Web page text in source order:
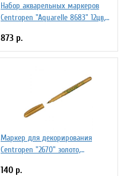
Набор акварельных маркеров
Centropen "Aquarelle 8683" 12цв,
873 р.
Маркер для декорирования
Centropen "2670" золото,
140 р.